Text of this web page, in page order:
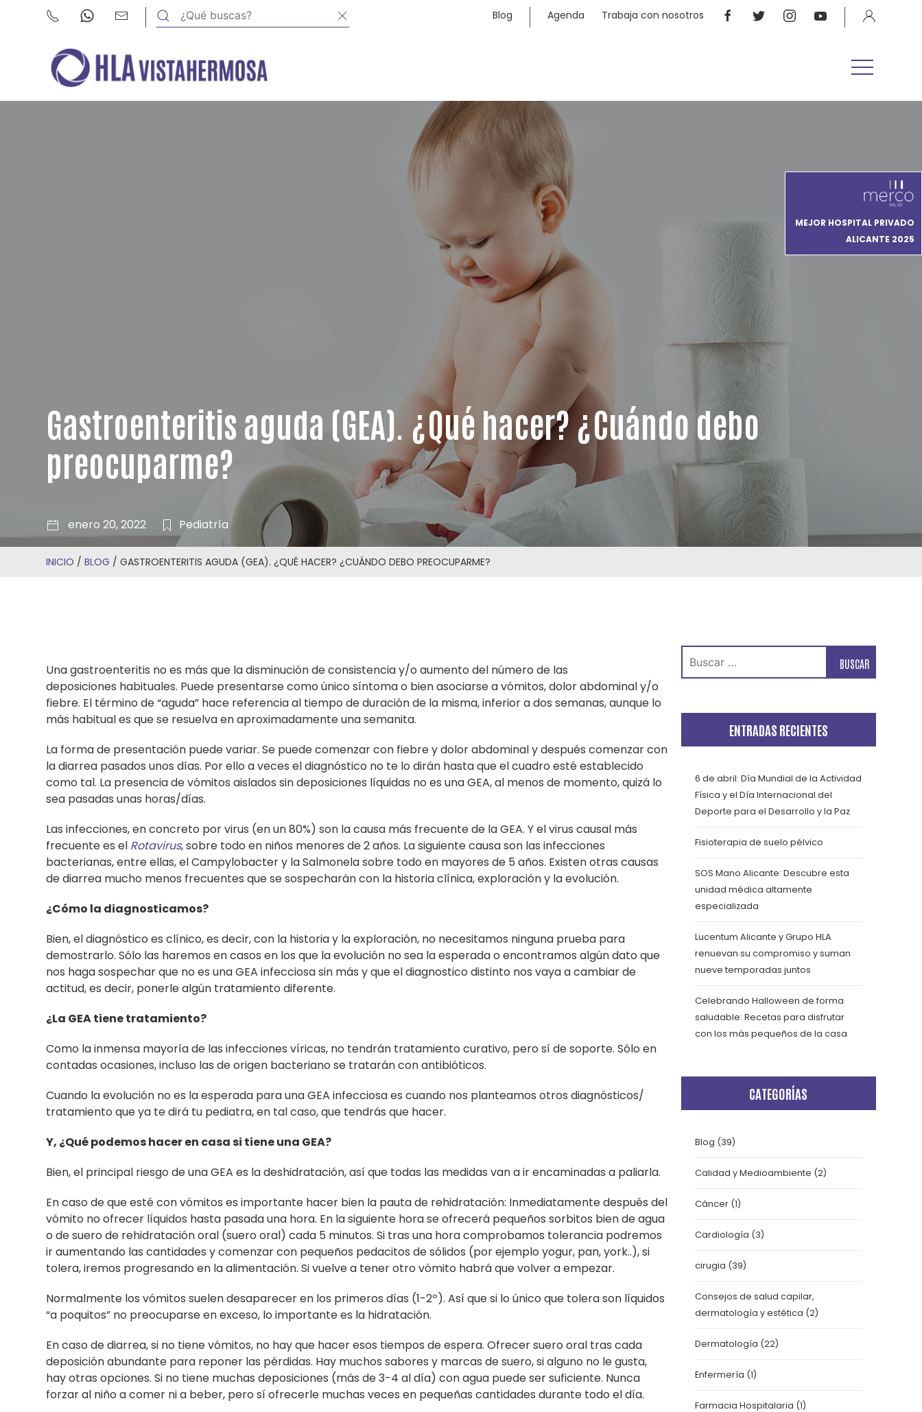
Blog Agenda Trabaja con nosotros
MEJOR HOSPITAL PRIVADO
ALICANTE 2025
Gastroenteritis aguda (GEA). ¿Qué hacer? ¿Cuándo debo
preocuparme?
enero 20, 2022 Pediatría
INICIO /BLOG /GASTROENTERITIS AGUDA (GEA). ¿QUÉ HACER? ¿CUÁNDO DEBO PREOCUPARME?
Una gastroenteritis no es más que la disminución de consistencia y/o aumento del número de las
deposiciones habituales. Puede presentarse como único síntoma o bien asociarse a vómitos, dolor abdominal y/o
fiebre. El término de “aguda” hace referencia al tiempo de duración de la misma, inferior a dos semanas, aunque lo
más habitual es que se resuelva en aproximadamente una semanita.
La forma de presentación puede variar. Se puede comenzar con fiebre y dolor abdominal y después comenzar con
la diarrea pasados unos días. Por ello a veces el diagnóstico no te lo dirán hasta que el cuadro esté establecido
como tal. La presencia de vómitos aislados sin deposiciones líquidas no es una GEA, al menos de momento, quizá lo
sea pasadas unas horas/días.
Las infecciones, en concreto por virus (en un 80%) son la causa más frecuente de la GEA. Y el virus causal más
frecuente es el Rotavirus, sobre todo en niños menores de 2 años. La siguiente causa son las infecciones
bacterianas, entre ellas, el Campylobacter y la Salmonela sobre todo en mayores de 5 años. Existen otras causas
de diarrea mucho menos frecuentes que se sospecharán con la historia clínica, exploración y la evolución.
¿Cómo la diagnosticamos?
Bien, el diagnóstico es clínico, es decir, con la historia y la exploración, no necesitamos ninguna prueba para
demostrarlo. Sólo las haremos en casos en los que la evolución no sea la esperada o encontramos algún dato que
nos haga sospechar que no es una GEA infecciosa sin más y que el diagnostico distinto nos vaya a cambiar de
actitud, es decir, ponerle algún tratamiento diferente.
¿La GEA tiene tratamiento?
Como la inmensa mayoría de las infecciones víricas, no tendrán tratamiento curativo, pero sí de soporte. Sólo en
contadas ocasiones, incluso las de origen bacteriano se tratarán con antibióticos.
Cuando la evolución no es la esperada para una GEA infecciosa es cuando nos planteamos otros diagnósticos/
tratamiento que ya te dirá tu pediatra, en tal caso, que tendrás que hacer.
Y, ¿Qué podemos hacer en casa si tiene una GEA?
Bien, el principal riesgo de una GEA es la deshidratación, así que todas las medidas van a ir encaminadas a paliarla.
En caso de que esté con vómitos es importante hacer bien la pauta de rehidratación: Inmediatamente después del
vómito no ofrecer líquidos hasta pasada una hora. En la siguiente hora se ofrecerá pequeños sorbitos bien de agua
o de suero de rehidratación oral (suero oral) cada 5 minutos. Si tras una hora comprobamos tolerancia podremos
ir aumentando las cantidades y comenzar con pequeños pedacitos de sólidos (por ejemplo yogur, pan, york..), si
tolera, iremos progresando en la alimentación. Si vuelve a tener otro vómito habrá que volver a empezar.
Normalmente los vómitos suelen desaparecer en los primeros días (1-2º). Así que si lo único que tolera son líquidos
“a poquitos” no preocuparse en exceso, lo importante es la hidratación.
En caso de diarrea, si no tiene vómitos, no hay que hacer esos tiempos de espera. Ofrecer suero oral tras cada
deposición abundante para reponer las pérdidas. Hay muchos sabores y marcas de suero, si alguno no le gusta,
hay otras opciones. Si no tiene muchas deposiciones (más de 3-4 al día) con agua puede ser suficiente. Nunca
forzar al niño a comer ni a beber, pero sí ofrecerle muchas veces en pequeñas cantidades durante todo el día.
ENTRADAS RECIENTES
6 de abril: Día Mundial de la Actividad
Física y el Día Internacional del
Deporte para el Desarrollo y la Paz
Fisioterapia de suelo pélvico
SOS Mano Alicante: Descubre esta
unidad médica altamente
especializada
Lucentum Alicante y Grupo HLA
renuevan su compromiso y suman
nueve temporadas juntos
Celebrando Halloween de forma
saludable: Recetas para disfrutar
con los más pequeños de la casa
CATEGORÍAS
Blog (39)
Calidad y Medioambiente (2)
Cáncer(1)
Cardiología (3)
cirugia (39)
Consejos de salud capilar,
dermatología y estética (2)
Dermatología (22)
Enfermería (1)
Farmacia Hospitalaria (1)